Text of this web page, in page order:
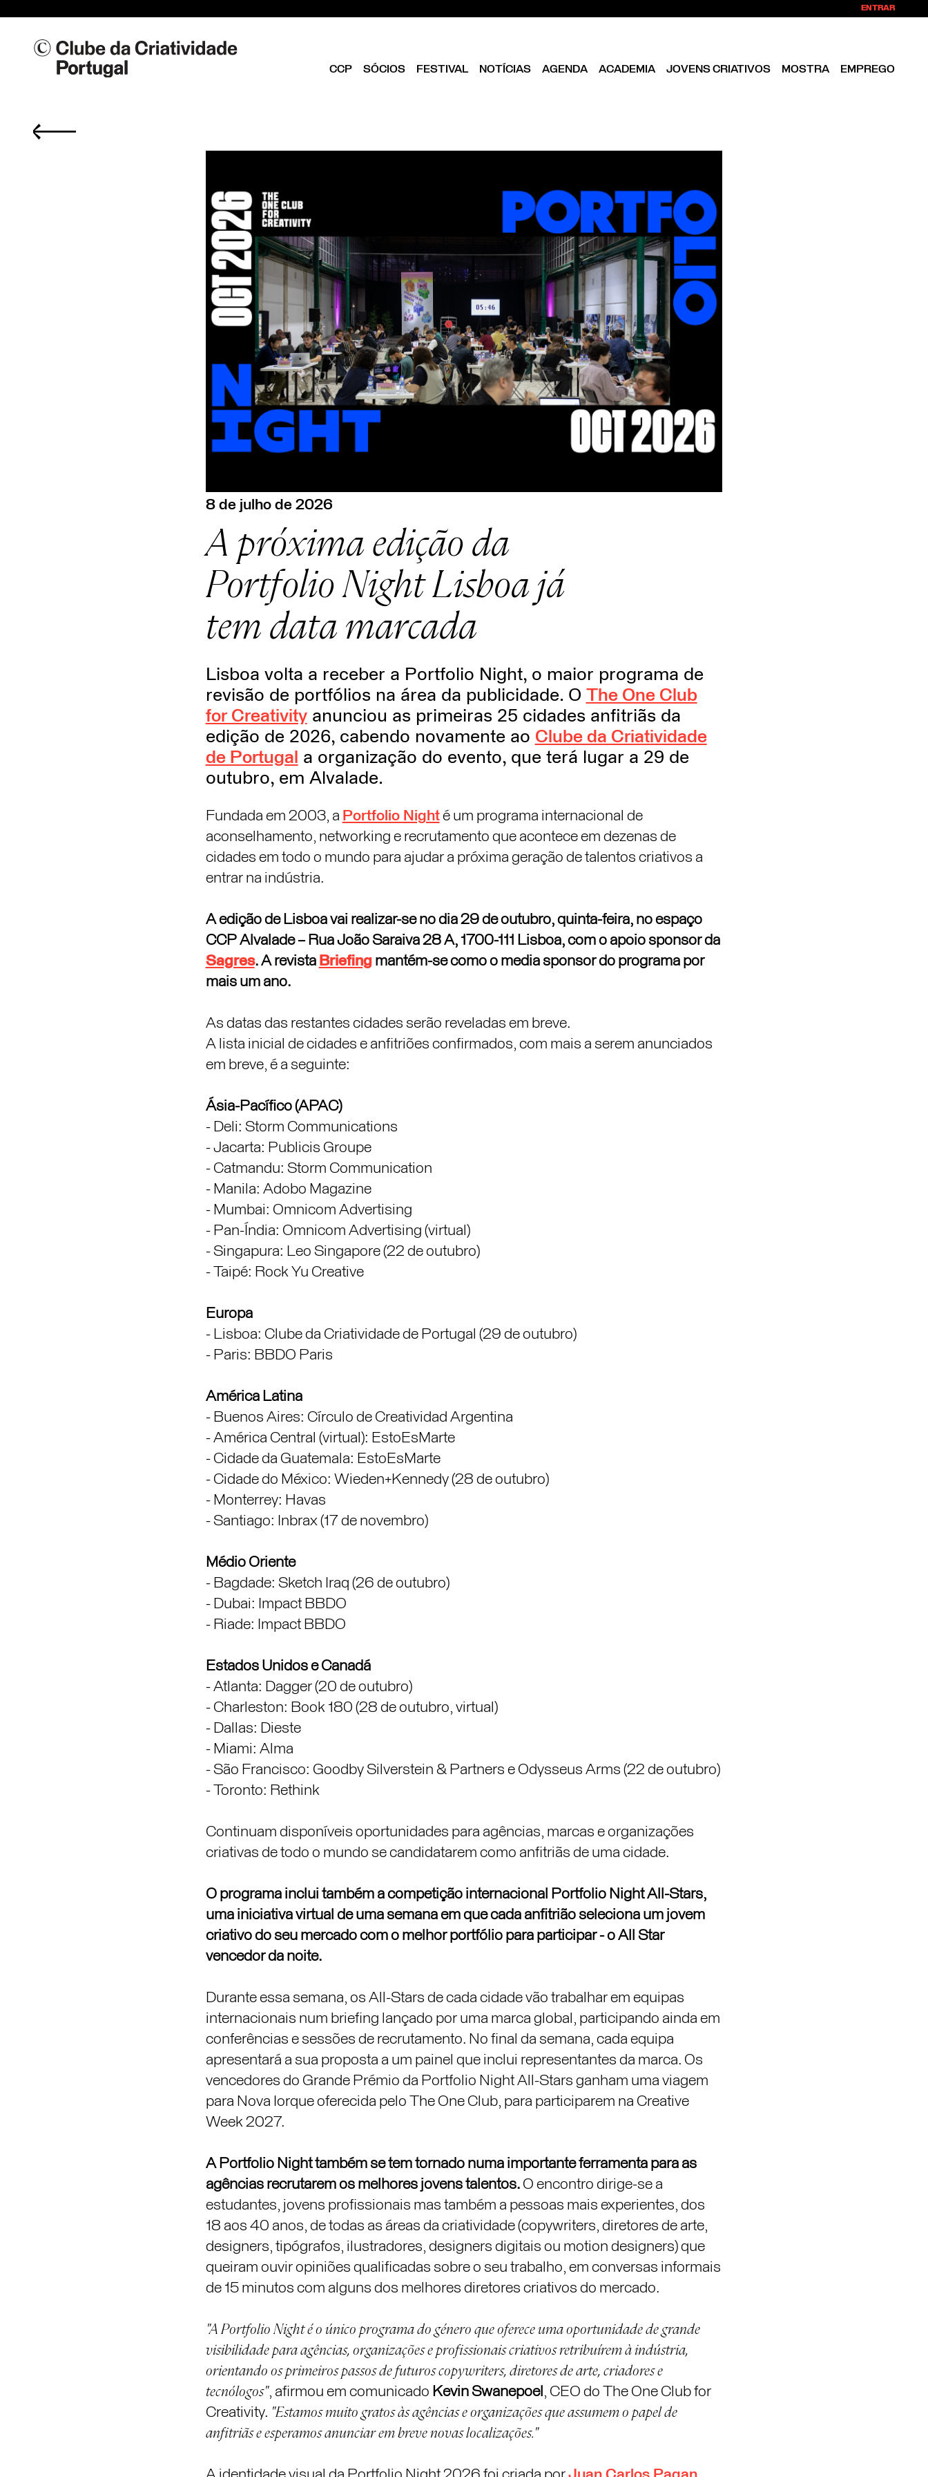
ENTRAR
CCP
CRIATIVO DE LISBOA
SÓCIOS FESTIVAL NOTÍCIAS AGENDA ACADEMIA JOVENS CRIATIVOS MOSTRA EMPREGO
8 de julho de 2026
A próxima edição da
Portfolio Night Lisboa já
tem data marcada
Lisboa volta a receber a Portfolio Night, o maior programa de
revisão de portfólios na área da publicidade. O The One Club
for Creativityanunciou as primeiras 25 cidades anfitriãs da
edição de 2026, cabendo novamente ao Clube da Criatividade
de Portugal a organização do evento, que terá lugar a 29 de
outubro, em Alvalade.
Fundada em 2003, a Portfolio Nighté um programa internacional de
aconselhamento, networking e recrutamento que acontece em dezenas de
cidades em todo o mundo para ajudar a próxima geração de talentos criativos a
entrar na indústria.
A edição de Lisboa vai realizar-se no dia 29 de outubro, quinta-feira, no espaço
CCP Alvalade – Rua João Saraiva 28 A, 1700-111 Lisboa, com o apoio sponsor da
Sagres. A revista Briefingmantém-se como o media sponsor do programa por
mais um ano.
As datas das restantes cidades serão reveladas em breve.
A lista inicial de cidades e anfitriões confirmados, com mais a serem anunciados
em breve, é a seguinte:
Ásia-Pacífico (APAC)
- Deli: Storm Communications
- Jacarta: Publicis Groupe
- Catmandu: Storm Communication
- Manila: Adobo Magazine
- Mumbai: Omnicom Advertising
- Pan-Índia: Omnicom Advertising (virtual)
- Singapura: Leo Singapore (22 de outubro)
- Taipé: Rock Yu Creative
Europa
- Lisboa: Clube da Criatividade de Portugal (29 de outubro)
- Paris: BBDO Paris
América Latina
- Buenos Aires: Círculo de Creatividad Argentina
- América Central (virtual): EstoEsMarte
- Cidade da Guatemala: EstoEsMarte
- Cidade do México: Wieden+Kennedy (28 de outubro)
- Monterrey: Havas
- Santiago: Inbrax (17 de novembro)
Médio Oriente
- Bagdade: Sketch Iraq (26 de outubro)
- Dubai: Impact BBDO
- Riade: Impact BBDO
Estados Unidos e Canadá
- Atlanta: Dagger (20 de outubro)
- Charleston: Book 180 (28 de outubro, virtual)
- Dallas: Dieste
- Miami: Alma
- São Francisco: Goodby Silverstein & Partners e Odysseus Arms (22 de outubro)
- Toronto: Rethink
Continuam disponíveis oportunidades para agências, marcas e organizações
criativas de todo o mundo se candidatarem como anfitriãs de uma cidade.
O programa inclui também a competição internacional Portfolio Night All-Stars,
uma iniciativa virtual de uma semana em que cada anfitrião seleciona um jovem
criativo do seu mercado com o melhor portfólio para participar - o All Star
vencedor da noite.
Durante essa semana, os All-Stars de cada cidade vão trabalhar em equipas
internacionais num briefing lançado por uma marca global, participando ainda em
conferências e sessões de recrutamento. No final da semana, cada equipa
apresentará a sua proposta a um painel que inclui representantes da marca. Os
vencedores do Grande Prémio da Portfolio Night All-Stars ganham uma viagem
para Nova Iorque oferecida pelo The One Club, para participarem na Creative
Week 2027.
A Portfolio Night também se tem tornado numa importante ferramenta para as
agências recrutarem os melhores jovens talentos. O encontro dirige-se a
estudantes, jovens profissionais mas também a pessoas mais experientes, dos
18 aos 40 anos, de todas as áreas da criatividade (copywriters, diretores de arte,
designers, tipógrafos, ilustradores, designers digitais ou motion designers) que
queiram ouvir opiniões qualificadas sobre o seu trabalho, em conversas informais
de 15 minutos com alguns dos melhores diretores criativos do mercado.
"A Portfolio Night é o único programa do género que oferece uma oportunidade de grande
visibilidade para agências, organizações e profissionais criativos retribuírem à indústria,
orientando os primeiros passos de futuros copywriters, diretores de arte, criadores e
tecnólogos", afirmou em comunicado Kevin Swanepoel , CEO do The One Club for
Creativity. "Estamos muito gratos às agências e organizações que assumem o papel de
anfitriãs e esperamos anunciar em breve novas localizações."